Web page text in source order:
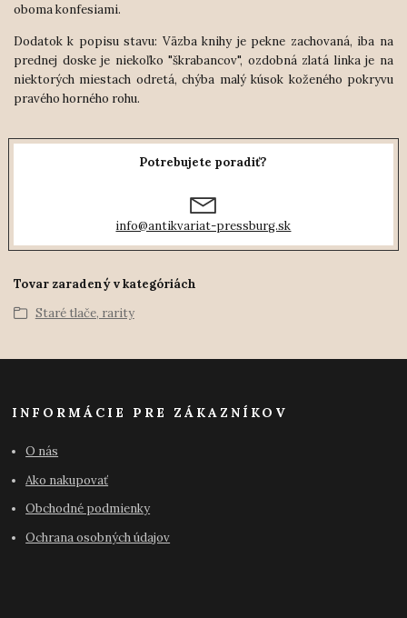
oboma konfesiami.
Dodatok k popisu stavu: Väzba knihy je pekne zachovaná, iba na
prednej doske je niekoľko "škrabancov", ozdobná zlatá linka je na
niektorých miestach odretá, chýba malý kúsok koženého pokryvu
pravého horného rohu.
Potrebujete poradiť?
info@antikvariat-pressburg.sk
Tovar zaradený v kategóriách
Staré tlače, rarity
INFORMÁCIE PRE ZÁKAZNÍKOV
O nás
Ako nakupovať
Obchodné podmienky
Ochrana osobných údajov